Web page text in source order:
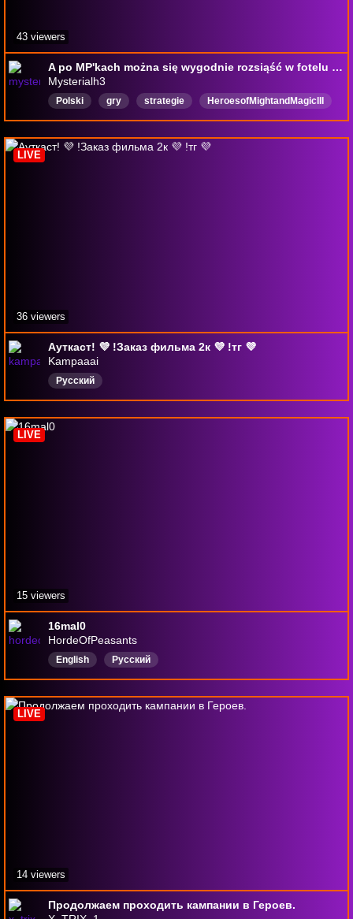
A po MP'kach można się wygodnie rozsiąść w fotelu i przygruszyć na Szafirze vs Bartoszque !
Mysterialh3
Polski gry strategie HeroesofMightandMagicIII
43 viewers
Ауткаст! 💜 !Заказ фильма 2к 💜 !тг 💜
Kampaaai
Русский
LIVE
36 viewers
16mal0
HordeOfPeasants
English Русский
LIVE
15 viewers
Продолжаем проходить кампании в Героев.
LIVE
14 viewers